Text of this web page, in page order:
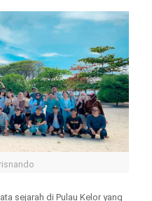
sejarah di Pulau Kelor yang